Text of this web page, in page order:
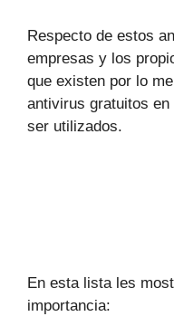
Respecto de estos
empresas y los
que existen por lo
antivirus gratuitos
ser utilizados.
En esta lista les
importancia: